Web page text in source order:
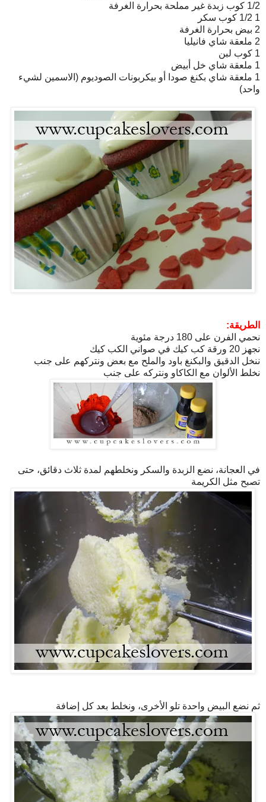
1/2 كوب زبدة غير مملحة بحرارة الغرفة
1 1/2 كوب سكر
2 بيض بحرارة الغرفة
2 ملعقة شاي فانيليا
1 كوب لبن
1 ملعقة شاي خل أبيض
1 ملعقة شاي بكنغ صودا أو بيكربونات الصوديوم (الاسمين لشيء
واحد)
الطريقة:
نحمي الفرن على 180 درجة مئوية
نجهز 20 ورقة كب كيك في صواني الكب كيك
ننخل الدقيق والبكنغ باود والملح مع بعض ونتركهم على جنب
نخلط الألوان مع الكاكاو ونتركه على جنب
في العجانة، نضع الزبدة والسكر ونخلطهم لمدة ثلاث دقائق، حتى
تصبح مثل الكريمة
ثم نضع البيض واحدة تلو الأخرى، ونخلط بعد كل إضافة